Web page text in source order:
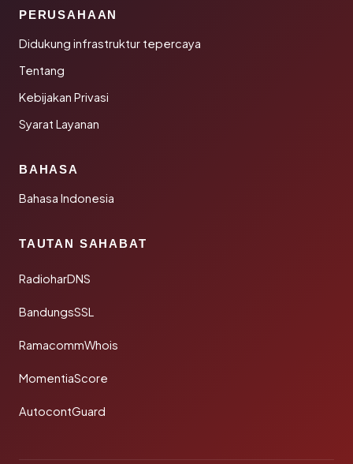
PERUSAHAAN
Didukung infrastruktur tepercaya
Tentang
Kebijakan Privasi
Syarat Layanan
BAHASA
Bahasa Indonesia
TAUTAN SAHABAT
RadioharDNS
BandungsSSL
RamacommWhois
MomentiaScore
AutocontGuard